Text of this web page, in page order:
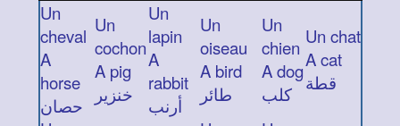
Un
cheval
A
horse
حصان
Un
cochon
A pig
خنزير
Un
lapin
A
rabbit
أرنب
Un
oiseau
A bird
طائر
Un
chien
A dog
كلب
Un chat
A cat
قطة